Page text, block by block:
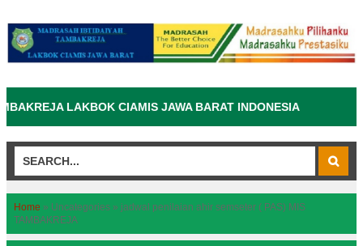
LAKBOK CIAMIS JAWA BARAT INDONESIA
Home » Uncategories » jadwal penilaian ahir semseter ( PAS) MIS
TAMBAKREJA